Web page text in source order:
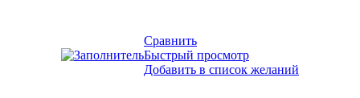
Сравнить
Быстрый просмотр
Добавить в список желаний